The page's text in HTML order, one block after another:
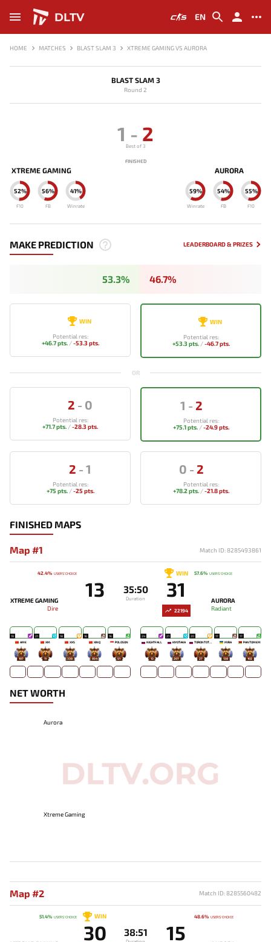
DLTV EN
HOME MATCHES BLAST SLAM 3 XTREME GAMING VS AURORA
BLAST SLAM 3
Round 2
XTREME GAMING
41%
Winrate
56%
FB
52%
F10
1 - 2
Best of 3
FINISHED
AURORA
59%
Winrate
54%
FB
55%
F10
MAKE PREDICTION LEADERBOARD & PRIZES
53.3% 46.7%
WIN
Potential res:
+46.7 pts./-53.3 pts.
WIN
Potential res:
+53.3 pts./-46.7 pts.
OR
2 - 0
Potential res:
+71.7 pts. /-28.3 pts.
1 - 2
Potential res:
+75.1 pts./-24.9 pts.
2 - 1
Potential res:
+75 pts./-25 pts.
0 - 2
Potential res:
+78.2 pts./-21.8 pts.
FINISHED MAPS
Map #1 Match ID: 8285493861
42.4% USERS' CHOICE
XTREME GAMING
Dire
13 35:50
Duration
WIN
31
AURORA
Radiant
22194
57.6% USERS' CHOICE
19
AME
107
21
XM
11
18
XXS
338
16
XINQ
854
16
POLOSON
51
24
NIGHTFALL
13
21
KIYOTAKA
207
20
27
17
MIRA
138
17
PANTOMEM
102
NET WORTH
Aurora
Xtreme Gaming
Map #2 Match ID: 8285560482
51.4% USERS' CHOICE WIN
30 38:51 15
48.6% USERS' CHOICE